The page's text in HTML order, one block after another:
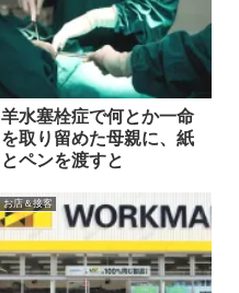
羊水塞栓症で何とか一命
を取り留めた母親に、紙
とペンを渡すと
お店＆接客